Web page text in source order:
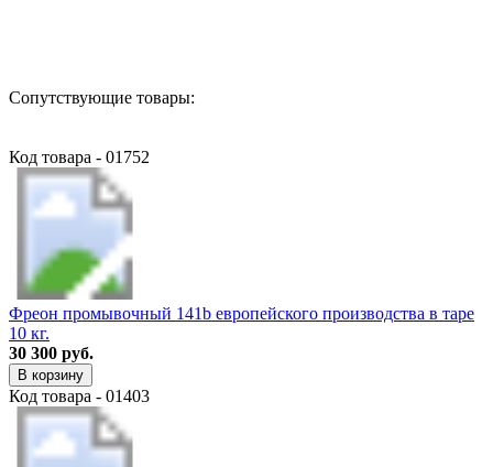
Сопутствующие товары:
Код товара - 01752
Фреон промывочный 141b европейского производства в таре
10 кг.
30 300 руб.
В корзину
Код товара - 01403